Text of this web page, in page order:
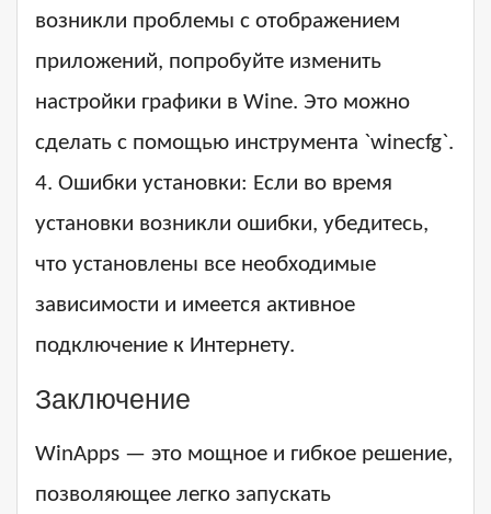
возникли проблемы с отображением
приложений, попробуйте изменить
настройки графики в Wine. Это можно
сделать с помощью инструмента `winecfg`.
4. Ошибки установки: Если во время
установки возникли ошибки, убедитесь,
что установлены все необходимые
зависимости и имеется активное
подключение к Интернету.
Заключение
WinApps — это мощное и гибкое решение,
позволяющее легко запускать